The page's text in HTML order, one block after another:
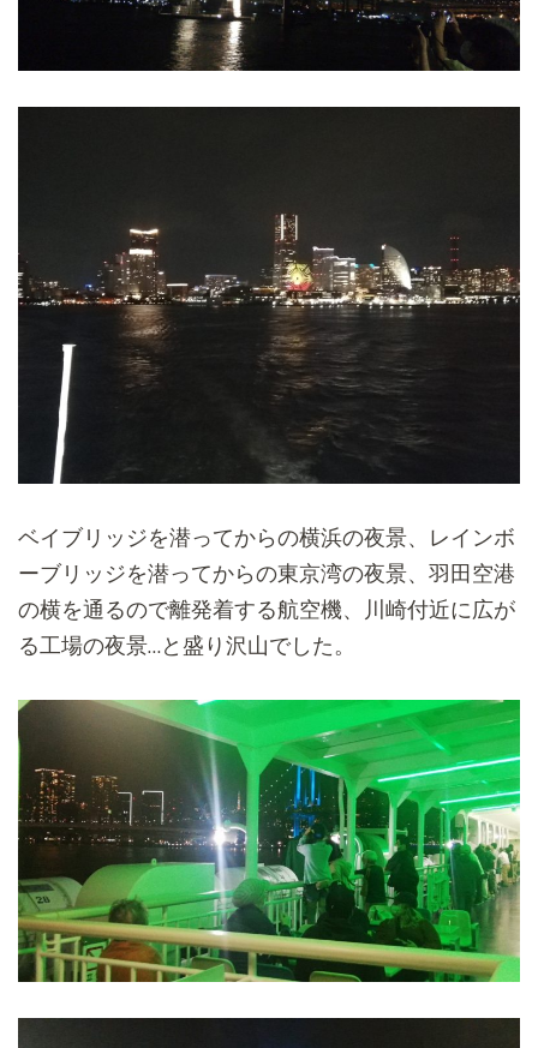
ベイブリッジを潜ってからの横浜の夜景、 レインボ
ーブリッジを潜ってからの東京湾の夜景、 羽田空港
の横を通るので離発着する航空機、
川崎付近に広が
る工場の夜景…と盛り沢山でした。